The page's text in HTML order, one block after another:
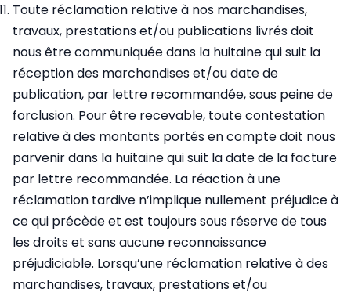
Toute réclamation relative à nos marchandises,
travaux, prestations et/ou publications livrés doit
nous être communiquée dans la huitaine qui suit la
réception des marchandises et/ou date de
publication, par lettre recommandée, sous peine de
forclusion. Pour être recevable, toute contestation
relative à des montants portés en compte doit nous
parvenir dans la huitaine qui suit la date de la facture
par lettre recommandée. La réaction à une
réclamation tardive n’implique nullement préjudice à
ce qui précède et est toujours sous réserve de tous
les droits et sans aucune reconnaissance
préjudiciable. Lorsqu’une réclamation relative à des
marchandises, travaux, prestations et/ou